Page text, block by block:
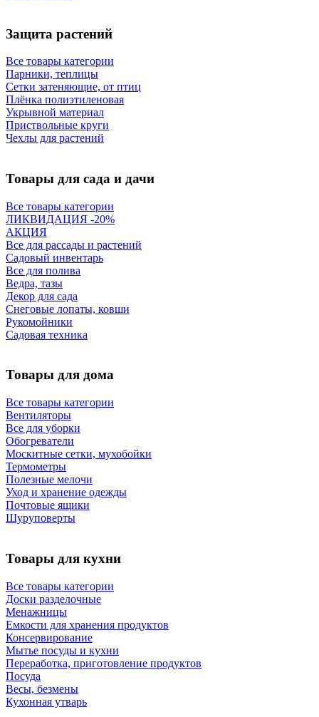
Защита растений
Все товары категории
Парники, теплицы
Сетки затеняющие, от птиц
Плёнка полиэтиленовая
Укрывной материал
Приствольные круги
Чехлы для растений
Товары для сада и дачи
Все товары категории
ЛИКВИДАЦИЯ -20%
АКЦИЯ
Все для рассады и растений
Садовый инвентарь
Все для полива
Ведра, тазы
Декор для сада
Снеговые лопаты, ковши
Рукомойники
Садовая техника
Товары для дома
Все товары категории
Вентиляторы
Все для уборки
Обогреватели
Москитные сетки, мухобойки
Термометры
Полезные мелочи
Уход и хранение одежды
Почтовые ящики
Шуруповерты
Товары для кухни
Все товары категории
Доски разделочные
Менажницы
Емкости для хранения продуктов
Консервирование
Мытье посуды и кухни
Переработка, приготовление продуктов
Посуда
Весы, безмены
Кухонная утварь